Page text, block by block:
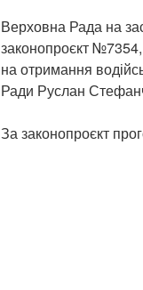
Верховна Рада на
законопроєкт №7354,
на отримання
Ради Руслан
За законопроєкт